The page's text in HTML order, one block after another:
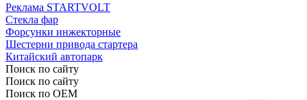
Реклама STARTVOLT
Стекла фар
Форсунки инжекторные
Шестерни привода стартера
Китайский автопарк
Поиск по сайту
Поиск по сайту
Поиск по ОЕМ